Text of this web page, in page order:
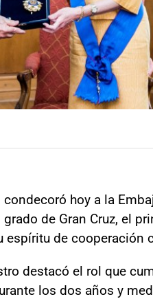
hoy a la
de Gran Cruz, el
espíritu de cooperación
destacó el rol que
los dos años y